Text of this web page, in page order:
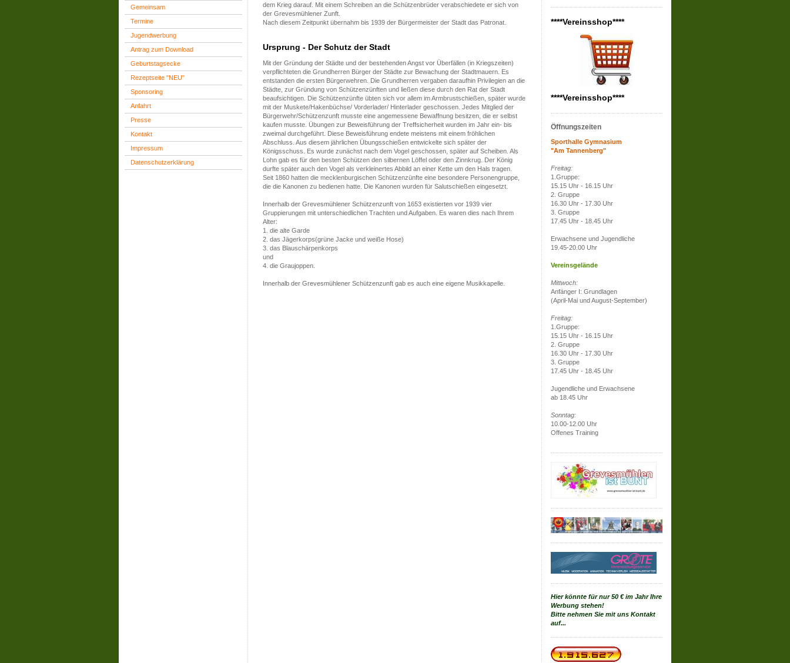
Gemeinsam
Termine
Jugendwerbung
Antrag zum Download
Geburtstagsecke
Rezeptseite "NEU"
Sponsoring
Anfahrt
Presse
Kontakt
Impressum
Datenschutzerklärung
dem Krieg darauf. Mit einem Schreiben an die Schützenbrüder verabschiedete er sich von
der Grevesmühlener Zunft.
Nach diesem Zeitpunkt übernahm bis 1939 der Bürgermeister der Stadt das Patronat.
Ursprung - Der Schutz der Stadt
Mit der Gründung der Städte und der bestehenden Angst vor Überfällen (in Kriegszeiten)
verpflichteten die Grundherren Bürger der Städte zur Bewachung der Stadtmauern. Es
entstanden die ersten Bürgerwehren. Die Grundherren vergaben daraufhin Privilegien an die
Städte, zur Gründung von Schützenzünften und ließen diese durch den Rat der Stadt
beaufsichtigen. Die Schützenzünfte übten sich vor allem im Armbrustschießen, später wurde
mit der Muskete/Hakenbüchse/ Vorderlader/ Hinterlader geschossen. Jedes Mitglied der
Bürgerwehr/Schützenzunft musste eine angemessene Bewaffnung besitzen, die er selbst
kaufen musste. Übungen zur Beweisführung der Treffsicherheit wurden im Jahr ein- bis
zweimal durchgeführt. Diese Beweisführung endete meistens mit einem fröhlichen
Abschluss. Aus diesem jährlichen Übungsschießen entwickelte sich später der
Königsschuss. Es wurde zunächst nach dem Vogel geschossen, später auf Scheiben. Als
Lohn gab es für den besten Schützen den silbernen Löffel oder den Zinnkrug. Der König
durfte später auch den Vogel als verkleinertes Abbild an einer Kette um den Hals tragen.
Seit 1860 hatten die mecklenburgischen Schützenzünfte eine besondere Personengruppe,
die die Kanonen zu bedienen hatte. Die Kanonen wurden für Salutschießen eingesetzt.
Innerhalb der Grevesmühlener Schützenzunft von 1653 existierten vor 1939 vier
Gruppierungen mit unterschiedlichen Trachten und Aufgaben. Es waren dies nach Ihrem
Alter:
1. die alte Garde
2. das Jägerkorps(grüne Jacke und weiße Hose)
3. das Blauschärpenkorps
und
4. die Graujoppen.
Innerhalb der Grevesmühlener Schützenzunft gab es auch eine eigene Musikkapelle.
****Vereinsshop****
****Vereinsshop****
Öffnungszeiten
Sporthalle Gymnasium
"Am Tannenberg"
Freitag:
1.Gruppe:
15.15 Uhr - 16.15 Uhr
2. Gruppe
16.30 Uhr - 17.30 Uhr
3. Gruppe
17.45 Uhr - 18.45 Uhr
Erwachsene und Jugendliche
19.45-20.00 Uhr
Vereinsgelände
Mittwoch:
Anfänger I: Grundlagen
(April-Mai und August-September)
Freitag:
1.Gruppe:
15.15 Uhr - 16.15 Uhr
2. Gruppe
16.30 Uhr - 17.30 Uhr
3. Gruppe
17.45 Uhr - 18.45 Uhr
Jugendliche und Erwachsene
ab 18.45 Uhr
Sonntag:
10.00-12.00 Uhr
Offenes Training
Hier könnte für nur 50 € im Jahr Ihre
Werbung stehen!
Bitte nehmen Sie mit uns Kontakt
auf...